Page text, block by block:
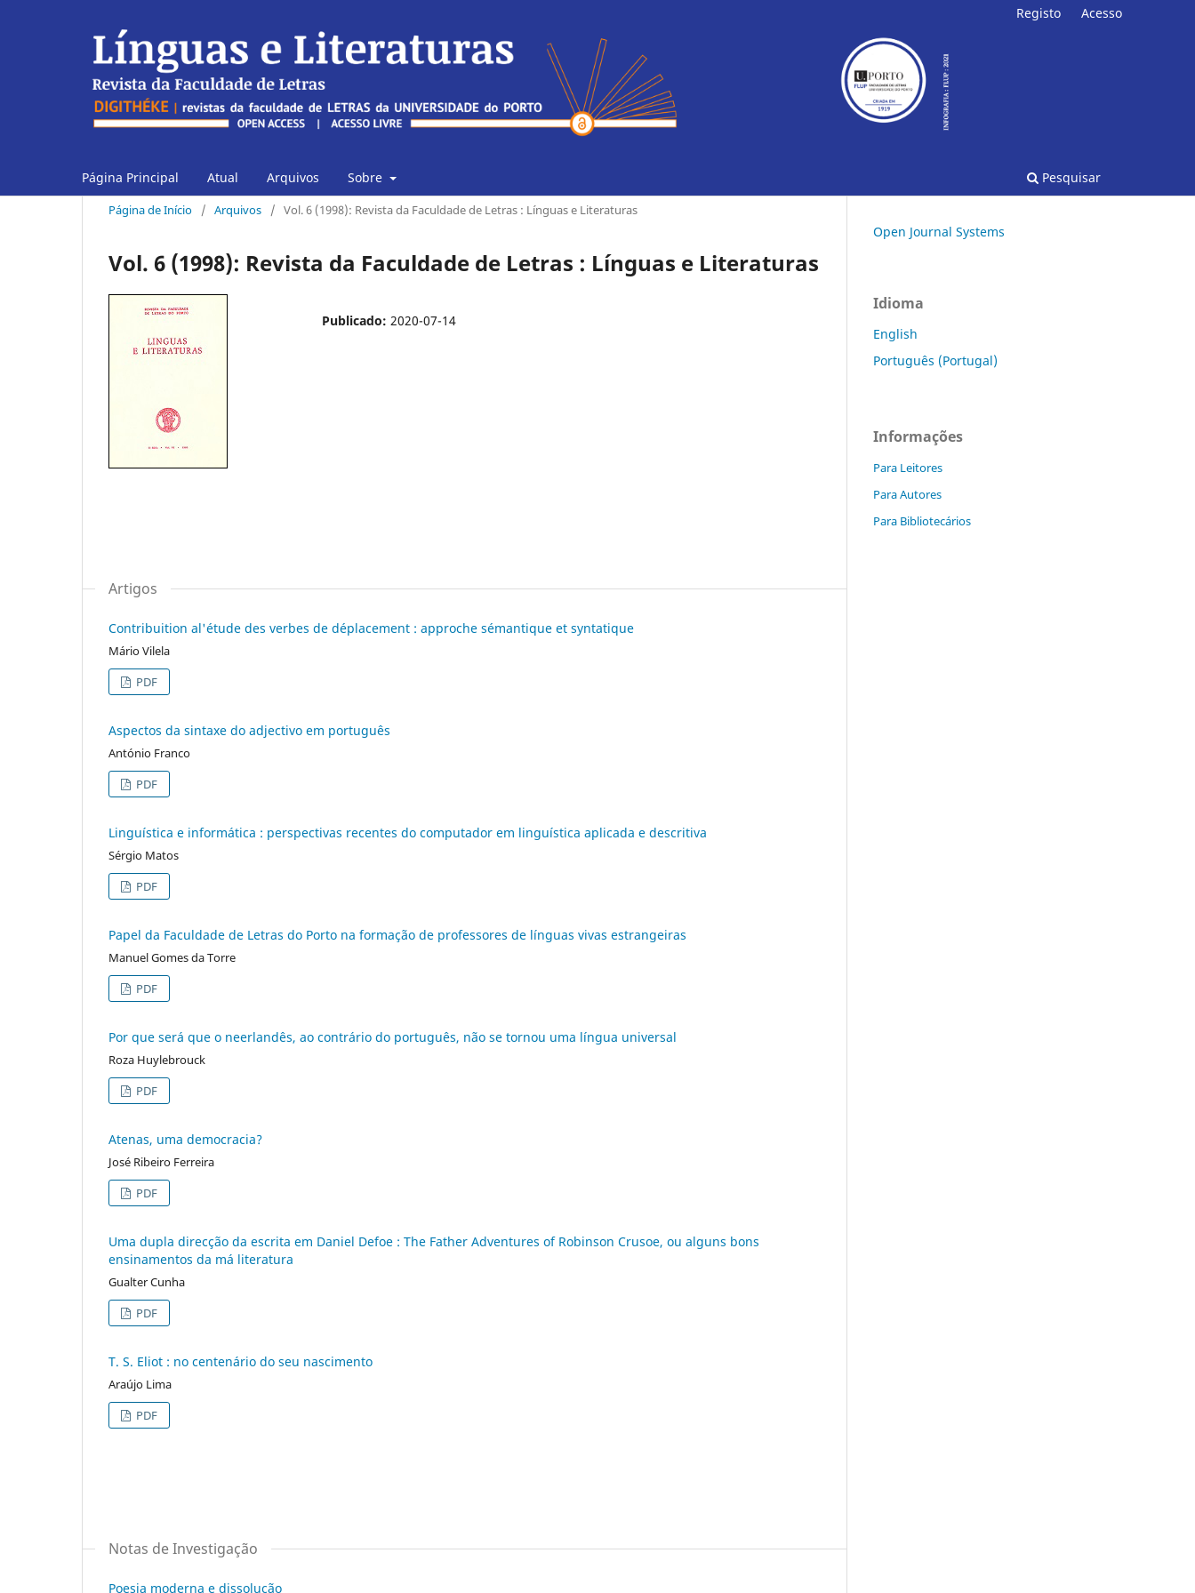
Página Principal Atual Arquivos Sobre Pesquisar
Registo Acesso
Página de Início / Arquivos / Vol. 6 (1998): Revista da Faculdade de Letras : Línguas e Literaturas
Vol. 6 (1998): Revista da Faculdade de Letras : Línguas e Literaturas
Publicado: 2020-07-14
Artigos
Contribuition al'étude des verbes de déplacement : approche sémantique et syntatique
Mário Vilela
PDF
Aspectos da sintaxe do adjectivo em português
António Franco
PDF
Linguística e informática : perspectivas recentes do computador em linguística aplicada e descritiva
Sérgio Matos
PDF
Papel da Faculdade de Letras do Porto na formação de professores de línguas vivas estrangeiras
Manuel Gomes da Torre
PDF
Por que será que o neerlandês, ao contrário do português, não se tornou uma língua universal
Roza Huylebrouck
PDF
Atenas, uma democracia?
José Ribeiro Ferreira
PDF
Uma dupla direcção da escrita em Daniel Defoe : The Father Adventures of Robinson Crusoe, ou alguns bons
ensinamentos da má literatura
Gualter Cunha
PDF
T. S. Eliot : no centenário do seu nascimento
Araújo Lima
PDF
Notas de Investigação
Poesia moderna e dissolução
Open Journal Systems
Idioma
English
Português (Portugal)
Informações
Para Leitores
Para Autores
Para Bibliotecários